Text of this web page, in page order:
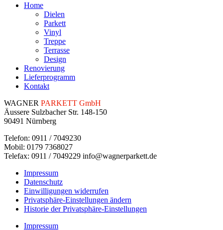
Home
Dielen
Parkett
Vinyl
Treppe
Terrasse
Design
Renovierung
Lieferprogramm
Kontakt
WAGNER PARKETT GmbH
Äussere Sulzbacher Str. 148-150
90491 Nürnberg
Telefon: 0911 / 7049230
Mobil: 0179 7368027
Telefax: 0911 / 7049229 info@wagnerparkett.de
Impressum
Datenschutz
Einwilligungen widerrufen
Privatsphäre-Einstellungen ändern
Historie der Privatsphäre-Einstellungen
Impressum